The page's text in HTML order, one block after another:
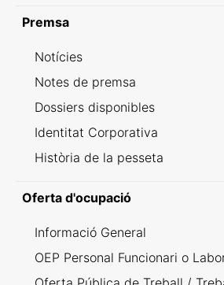
Premsa
Notícies
Notes de premsa
Dossiers disponibles
Identitat Corporativa
Història de la pesseta
Oferta d'ocupació
Informació General
OEP Personal Funcionari o